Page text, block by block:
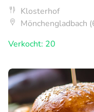
Klosterhof
Mönchengladbach
Verkocht: 20